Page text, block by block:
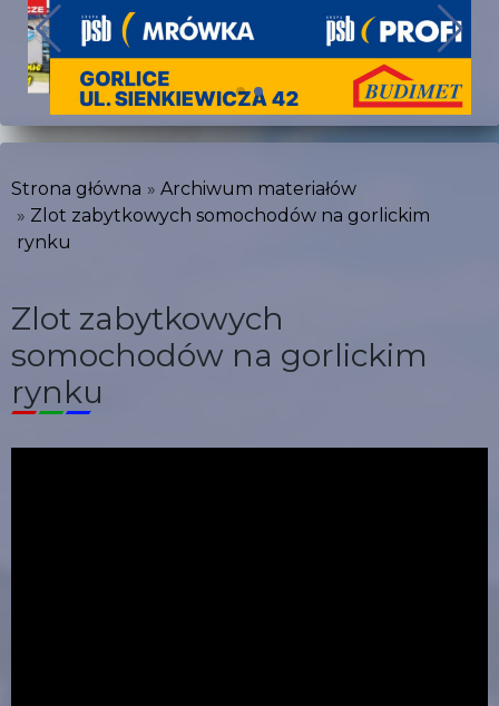
Strona główna
Archiwum materiałów
Zlot zabytkowych somochodów na gorlickim
rynku
Zlot zabytkowych
somochodów na gorlickim
rynku